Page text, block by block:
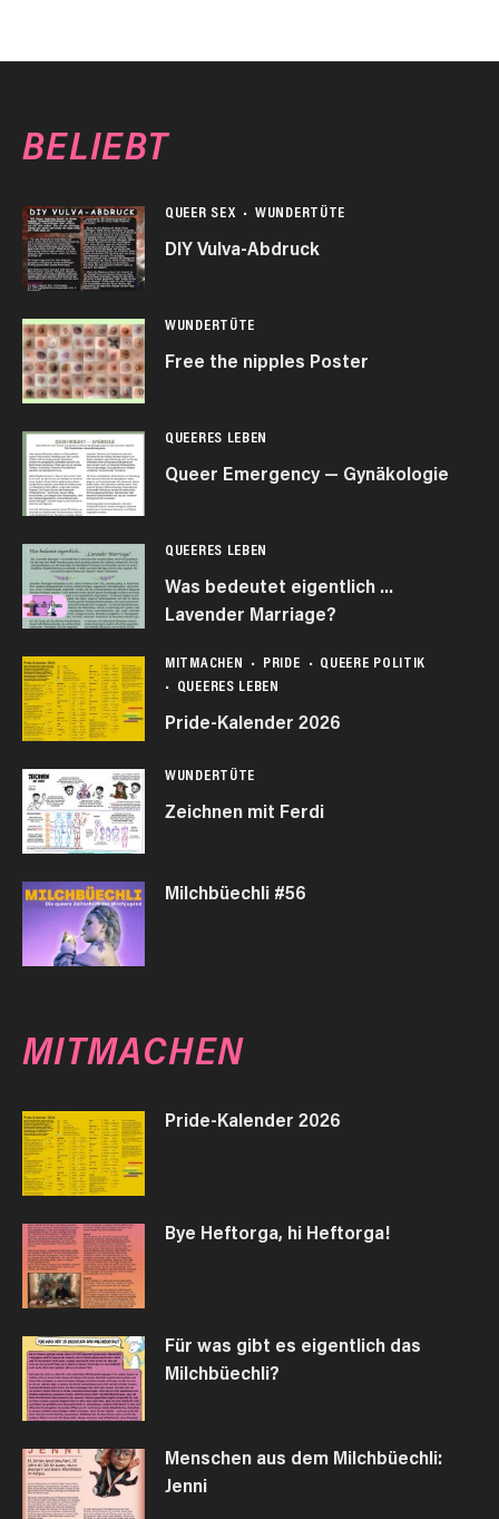
BELIEBT
QUEER SEX WUNDERTÜTE
DIY Vulva-Abdruck
WUNDERTÜTE
Free the nipples Poster
QUEERES LEBEN
Queer Emergency — Gynäkologie
QUEERES LEBEN
Was bedeutet eigentlich …
Lavender Marriage?
MITMACHEN PRIDE
QUEERE POLITIK
QUEERES LEBEN
Pride-Kalender 2026
WUNDERTÜTE
Zeichnen mit Ferdi
Milchbüechli #56
MITMACHEN
Pride-Kalender 2026
Bye Heftorga, hi Heftorga!
Für was gibt es eigentlich das
Milchbüechli?
Menschen aus dem Milchbüechli:
Jenni